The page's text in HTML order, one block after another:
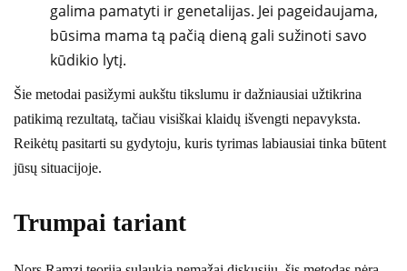
galima pamatyti ir genetalijas. Jei pageidaujama,
būsima mama tą pačią dieną gali sužinoti savo
kūdikio lytį.
Šie metodai pasižymi aukštu tikslumu ir dažniausiai užtikrina
patikimą rezultatą, tačiau visiškai klaidų išvengti nepavyksta.
Reikėtų pasitarti su gydytoju, kuris tyrimas labiausiai tinka būtent
jūsų situacijoje.
Trumpai tariant